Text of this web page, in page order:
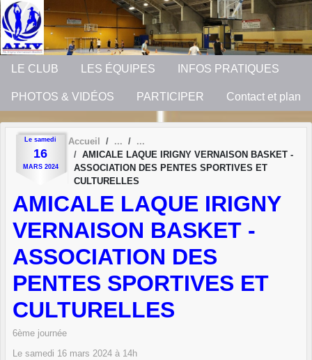
LE CLUB LES ÉQUIPES INFOS PRATIQUES
PHOTOS & VIDÉOS PARTICIPER Contact et plan
Le samedi
16
MARS 2024
Accueil
AMICALE LAQUE IRIGNY VERNAISON BASKET -
ASSOCIATION DES PENTES SPORTIVES ET
CULTURELLES
AMICALE LAQUE IRIGNY
VERNAISON BASKET -
ASSOCIATION DES
PENTES SPORTIVES ET
CULTURELLES
6ème journée
Le samedi 16 mars 2024 à 14h
Panneau de gestion des cookies